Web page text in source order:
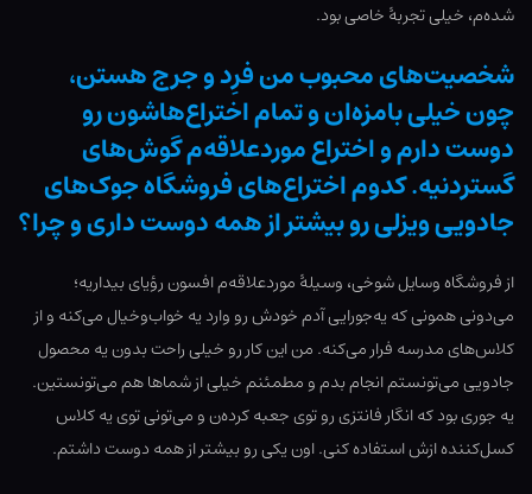
شده‌م، خیلی تجربۀ خاصی بود.
شخصیت‌های محبوب من فرِد و جرج هستن،
چون خیلی بامزه‌ان و تمام اختراع‌هاشون رو
دوست دارم و اختراع موردعلاقه‌م گوش‌های
گستردنیه. کدوم اختراع‌های فروشگاه جوک‌های
جادویی ویزلی رو بیشتر از همه دوست داری و چرا؟
از فروشگاه وسایل شوخی، وسیلۀ موردعلاقه‌م افسون رؤیای بیداریه؛
می‌دونی همونی که یه‌جورایی آدم خودش رو وارد یه خواب‌وخیال می‌کنه و از
کلاس‌های مدرسه فرار می‌کنه. من این کار رو خیلی راحت بدون یه محصول
جادویی می‌تونستم انجام بدم و مطمئنم خیلی از شماها هم می‌تونستین.
یه جوری بود که انگار فانتزی رو توی جعبه کرده‌ن و می‌تونی توی یه کلاس
کسل‌کننده ازش استفاده کنی. اون یکی رو بیشتر از همه دوست داشتم.